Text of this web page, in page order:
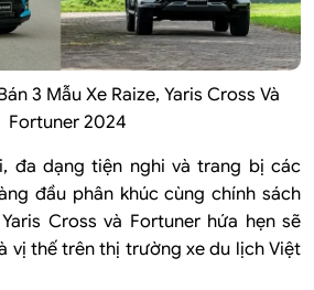
3 Mẫu Xe Raize, Yaris Cross Và
Fortuner 2024
đa dạng tiện nghi và trang bị các
đầu phân khúc cùng chính sách
Cross và Fortuner hứa hẹn sẽ
vị thế trên thị trường xe du lịch Việt